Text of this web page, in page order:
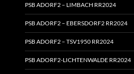
PSB ADORF2 – LIMBACH RR2024
PSB ADORF2 – EBERSDORF2 RR2024
PSB ADORF2 – TSV1950 RR2024
PSB ADORF2-LICHTENWALDE RR2024